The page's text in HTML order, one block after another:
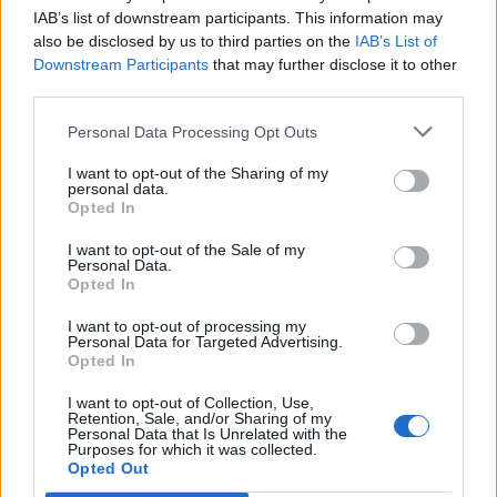
IAB’s list of downstream participants. This information may
also be disclosed by us to third parties on the IAB’s List of
Downstream Participants that may further disclose it to other
Personal Data Processing Opt Outs
I want to opt-out of the Sharing of my
personal data.
Opted In
I want to opt-out of the Sale of my
Personal Data.
Opted In
I want to opt-out of processing my
Personal Data for Targeted Advertising.
Opted In
I want to opt-out of Collection, Use,
Retention, Sale, and/or Sharing of my
Personal Data that Is Unrelated with the
Purposes for which it was collected.
Opted Out
Κατερίνα Στεφανίδη: Για την απόφασή της να
αγωνιστεί στον προκριματικό του επί κοντώ μίλησε η
22 Αυγούστου 2023 03:05